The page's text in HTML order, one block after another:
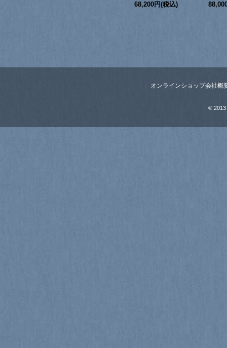
68,200円(税込)
オンラインショップ会社概
© 2013